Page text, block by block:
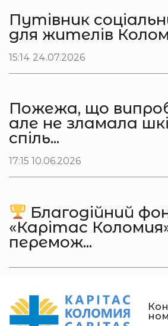
Путівник
для жителів
15:14 24.07.2026
Пожежа, що
але не зламала
спіль...
17:15 10.06.2026
Благодійний
«Карітас
перемож...